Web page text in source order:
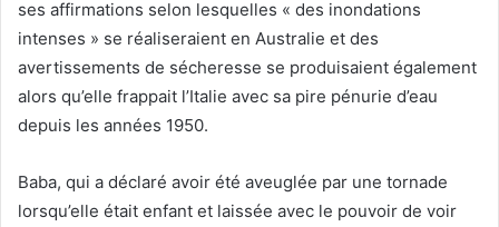
ses affirmations selon lesquelles « des inondations
intenses » se réaliseraient en Australie et des
avertissements de sécheresse se produisaient également
alors qu’elle frappait l’Italie avec sa pire pénurie d’eau
depuis les années 1950.
Baba, qui a déclaré avoir été aveuglée par une tornade
lorsqu’elle était enfant et laissée avec le pouvoir de voir